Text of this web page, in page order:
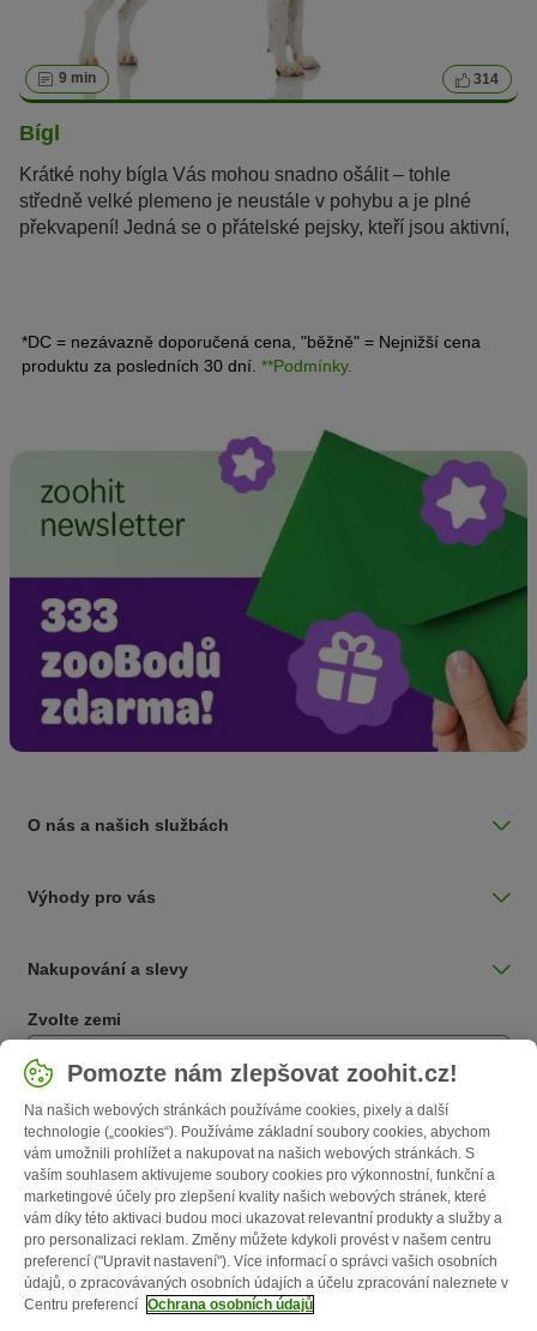
9 min 314
Bígl
Krátké nohy bígla Vás mohou snadno ošálit – tohle
středně velké plemeno je neustále v pohybu a je plné
překvapení! Jedná se o přátelské pejsky, kteří jsou aktivní,
*DC = nezávazně doporučená cena, "běžně" = Nejnižší cena
produktu za posledních 30 dní. **Podmínky.
O nás a našich službách
Výhody pro vás
Nakupování a slevy
Zvolte zemi
Česká / CZ
Follow zooplus
Pomozte nám zlepšovat zoohit.cz!
Na našich webových stránkách používáme cookies, pixely a další
technologie („cookies“). Používáme základní soubory cookies, abychom
vám umožnili prohlížet a nakupovat na našich webových stránkách. S
vaším souhlasem aktivujeme soubory cookies pro výkonnostní, funkční a
marketingové účely pro zlepšení kvality našich webových stránek, které
vám díky této aktivaci budou moci ukazovat relevantní produkty a služby a
pro personalizaci reklam. Změny můžete kdykoli provést v našem centru
preferencí ("Upravit nastavení"). Více informací o správci vašich osobních
údajů, o zpracovávaných osobních údajích a účelu zpracování naleznete v
Centru preferencí Ochrana osobních údajů